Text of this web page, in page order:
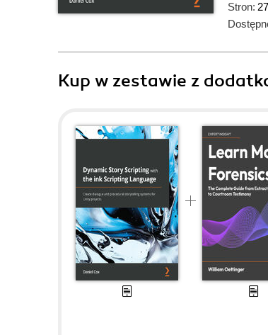
Stron:
Kup w zestawie z